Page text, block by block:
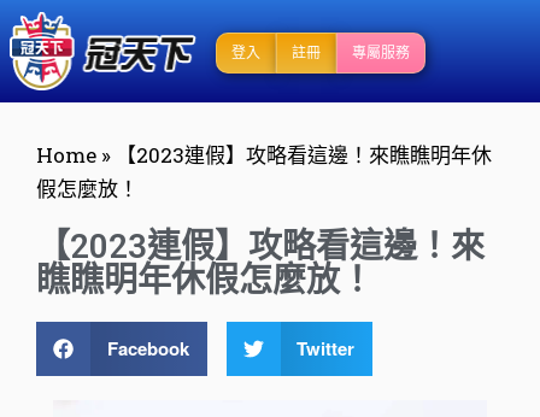
登入 註冊 專屬服務
Home »
【2023連假】攻略看這邊！來瞧瞧明年休
假怎麼放！
【2023連假】攻略看這邊！來
瞧瞧明年休假怎麼放！
Facebook Twitter